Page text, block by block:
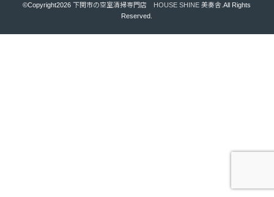
©Copyright2026 下関市の空室清掃専門店 HOUSE SHINE 美奏舎 .All Rights
Reserved.